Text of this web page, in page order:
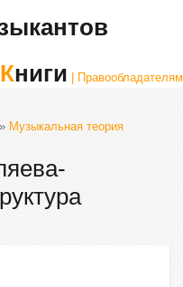
Книги | Правообладателям
» Музыкальная теория